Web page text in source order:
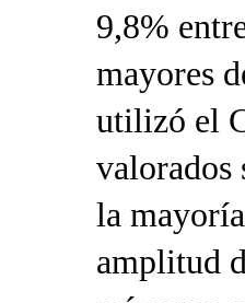
9,8%
mayores
utilizó el
valorados
la
amplitud